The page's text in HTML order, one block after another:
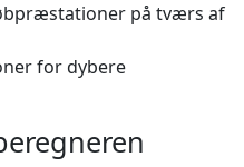
på tværs af
for dybere